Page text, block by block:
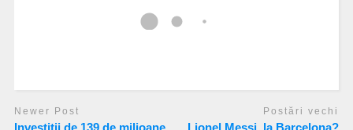
Newer Post Postări vechi